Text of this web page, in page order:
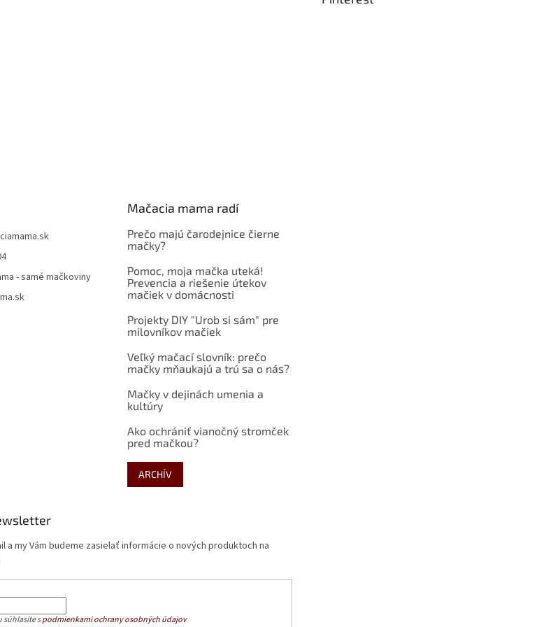
- samé mačkoviny
Mačacia mama radí
Prečo majú čarodejnice čierne
mačky?
Pomoc, moja mačka uteká!
Prevencia a riešenie útekov
mačiek v domácnosti
Projekty DIY "Urob si sám" pre
milovníkov mačiek
Veľký mačací slovník: prečo
mačky mňaukajú a trú sa o nás?
Mačky v dejinách umenia a
kultúry
Ako ochrániť vianočný stromček
pred mačkou?
ARCHÍV
a my Vám budeme zasielať informácie o nových produktoch na
súhlasíte spodmienkami ochrany osobných údajov